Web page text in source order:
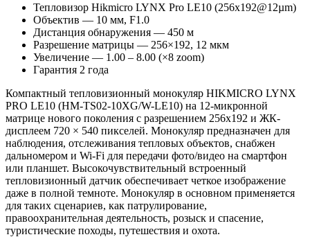
Тепловизор Hikmicro LYNX Pro LE10 (256x192@12µm)
Объектив — 10 мм, F1.0
Дистанция обнаружения — 450 м
Разрешение матрицы — 256×192, 12 мкм
Увеличение — 1.00 – 8.00 (×8 zoom)
Гарантия 2 года
Компактный тепловизионный монокуляр HIKMICRO LYNX
PRO LE10 (HM-TS02-10XG/W-LE10) на 12-микронной
матрице нового поколения с разрешением 256х192 и ЖК-
дисплеем 720 × 540 пикселей. Монокуляр предназначен для
наблюдения, отслеживания тепловых объектов, снабжен
дальномером и Wi-Fi для передачи фото/видео на смартфон
или планшет. Высокочувствительный встроенный
тепловизионный датчик обеспечивает четкое изображение
даже в полной темноте. Монокуляр в основном применяется
для таких сценариев, как патрулирование,
правоохранительная деятельность, розыск и спасение,
туристические походы, путешествия и охота.